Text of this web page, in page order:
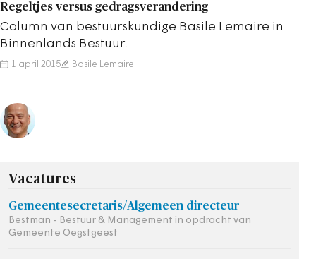
Regeltjes versus gedragsverandering
Column van bestuurskundige Basile Lemaire in
Binnenlands Bestuur.
1 april 2015 Basile Lemaire
Vacatures
Gemeentesecretaris/Algemeen directeur
Bestman - Bestuur & Management in opdracht van
Gemeente Oegstgeest